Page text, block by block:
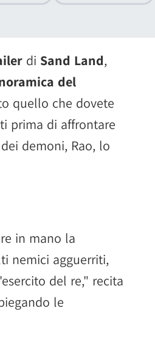
di Sand Land,
del
quello che dovete
prima di affrontare
demoni, Rao, lo
in mano la
nemici agguerriti,
del re," recita
le